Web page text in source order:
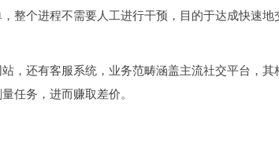
整个进程不需要人工进行干预，目的于达成快速地
，还有客服系统，业务范畴涵盖主流社交平台，其
任务，进而赚取差价。